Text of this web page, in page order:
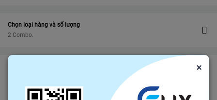
Chọn loại hàng và số lượng
2 Combo.
bảo vệ đơn hàng felix.store của bạn
Đảm bảo gửi hàng đúng hạn
Chính sách hoàn tiền
×